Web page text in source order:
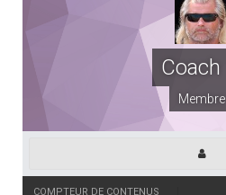
Coach
Membre
COMPTEUR DE CONTENUS